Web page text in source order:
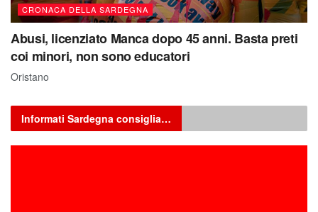
CRONACA DELLA SARDEGNA
Abusi, licenziato Manca dopo 45 anni. Basta preti
coi minori, non sono educatori
Oristano
Informati Sardegna consiglia…